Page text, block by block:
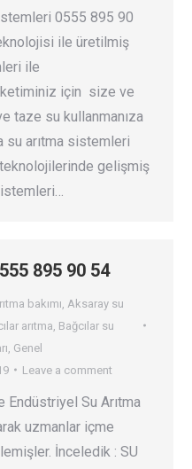
0555 895 90
ile üretilmiş
ile
için size ve
taze su kullanmanıza
su arıtma sistemleri
gelişmiş
895 90 54
bakımı Aksaray su
arıtma Bağcılar su
Genel
Leave a comment
Endüstriyel Su Arıtma
uzmanlar içme
İnceledik : SU